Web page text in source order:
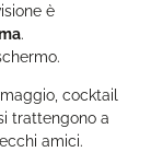
è
.
cocktail
trattengono a
amici.